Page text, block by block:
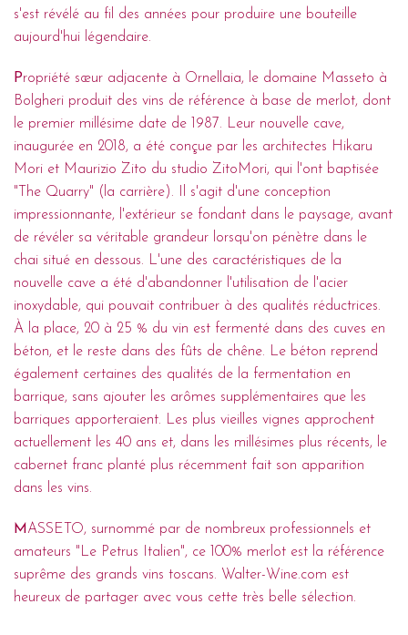
s'est révélé au fil des années pour produire une bouteille
aujourd'hui légendaire.
Propriété sœur adjacente à Ornellaia, le domaine Masseto à
Bolgheri produit des vins de référence à base de merlot, dont
le premier millésime date de 1987. Leur nouvelle cave,
inaugurée en 2018, a été conçue par les architectes Hikaru
Mori et Maurizio Zito du studio ZitoMori, qui l'ont baptisée
"The Quarry" (la carrière). Il s'agit d'une conception
impressionnante, l'extérieur se fondant dans le paysage, avant
de révéler sa véritable grandeur lorsqu'on pénètre dans le
chai situé en dessous. L'une des caractéristiques de la
nouvelle cave a été d'abandonner l'utilisation de l'acier
inoxydable, qui pouvait contribuer à des qualités réductrices.
À la place, 20 à 25 % du vin est fermenté dans des cuves en
béton, et le reste dans des fûts de chêne. Le béton reprend
également certaines des qualités de la fermentation en
barrique, sans ajouter les arômes supplémentaires que les
barriques apporteraient. Les plus vieilles vignes approchent
actuellement les 40 ans et, dans les millésimes plus récents, le
cabernet franc planté plus récemment fait son apparition
dans les vins.
M ASSETO, surnommé par de nombreux professionnels et
amateurs "Le Petrus Italien", ce 100% merlot est la référence
suprême des grands vins toscans. Walter-Wine.com est
heureux de partager avec vous cette très belle sélection.